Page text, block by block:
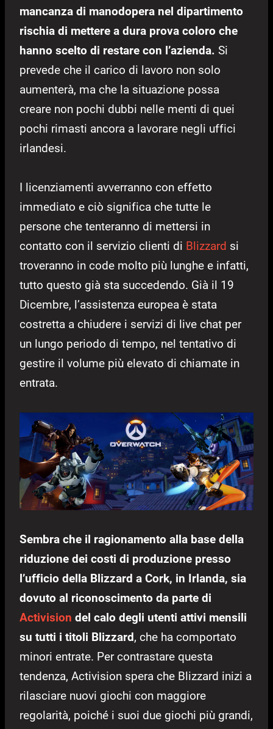
mancanza di manodopera nel dipartimento
rischia di mettere a dura prova coloro che
hanno scelto di restare con l’azienda. Si
prevede che il carico di lavoro non solo
aumenterà, ma che la situazione possa
creare non pochi dubbi nelle menti di quei
pochi rimasti ancora a lavorare negli uffici
irlandesi.
I licenziamenti avverranno con effetto
immediato e ciò significa che tutte le
persone che tenteranno di mettersi in
contatto con il servizio clienti di Blizzard si
troveranno in code molto più lunghe e infatti,
tutto questo già sta succedendo. Già il 19
Dicembre, l’assistenza europea è stata
costretta a chiudere i servizi di live chat per
un lungo periodo di tempo, nel tentativo di
gestire il volume più elevato di chiamate in
entrata.
Sembra che il ragionamento alla base della
riduzione dei costi di produzione presso
l’ufficio della Blizzard a Cork, in Irlanda, sia
dovuto al riconoscimento da parte di
Activision del calo degli utenti attivi mensili
su tutti i titoli Blizzard, che ha comportato
minori entrate. Per contrastare questa
tendenza, Activision spera che Blizzard inizi a
rilasciare nuovi giochi con maggiore
regolarità, poiché i suoi due giochi più grandi,